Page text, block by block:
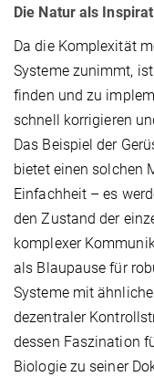
Die Natur als
Da die Komplexität
Systeme zunimmt,
finden und zu
schnell korrigieren
Das Beispiel der
bietet einen solchen
Einfachheit – es
den Zustand der
komplexer
als Blaupause für
Systeme mit
dezentraler
dessen Faszination
Biologie zu seiner